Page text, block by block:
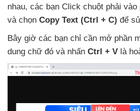
nhau, các bạn Click chuột phải vào
và chọn Copy Text (Ctrl + C) để
Bây giờ các bạn chỉ cần mở phần
dung chữ đó và nhấn Ctrl + V là